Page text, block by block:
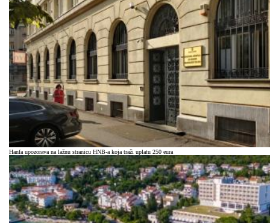
Hanfa upozorava na lažnu stranicu HNB-a koja traži uplatu 250 eura